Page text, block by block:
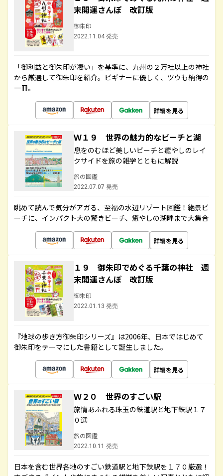
末開運さんぽ 改訂版
御朱印
2022.11.04 発売
「御利益と御朱印が凄い」を基準に、九州の２万社以上の神社
から厳選して御朱印を紹介。ビギナーに優しく、ツウも納得の
一冊。
詳細を見る
Ｗ１９ 世界の魅力的なビーチと湖
息をのむほど美しいビーチと癒やしのレイ
クサイドを旅の雑学とともに解説
旅の図鑑
2022.07.07 発売
眺めて読んで気分がアガる、至福の水辺リゾート図鑑！絶景ビ
ーチに、インパクト大の驚きビーチ、癒やしの湖畔まで大集合
詳細を見る
１９ 御朱印でめぐる千葉の神社 週
末開運さんぽ 改訂版
御朱印
2022.01.13 発売
『地球の歩き方御朱印シリーズ』は2006年、日本ではじめて
御朱印をテーマにした書籍として誕生しました。
詳細を見る
Ｗ２０ 世界のすごい駅
旅情あふれる珠玉の鉄道駅と地下鉄駅１７
０選
旅の図鑑
2022.10.11 発売
日本を含む世界各地のすごい鉄道駅と地下鉄駅を１７０厳選！